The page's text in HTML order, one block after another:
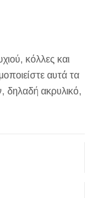
κόλλες και
αυτά τα
δηλαδή ακρυλικό,